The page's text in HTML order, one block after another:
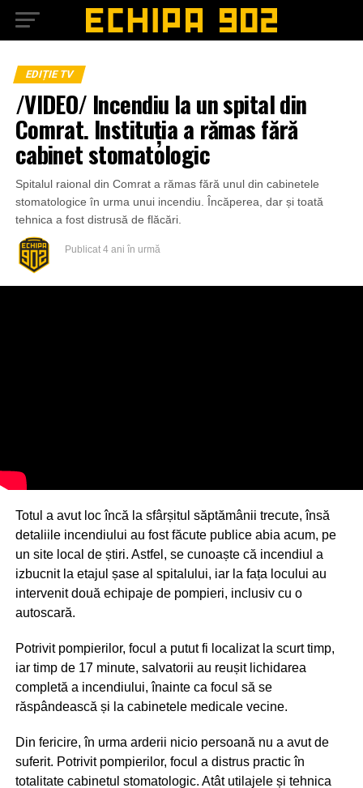
EDIȚIE TV
/VIDEO/ Incendiu la un spital din
Comrat. Instituția a rămas fără
cabinet stomatologic
Spitalul raional din Comrat a rămas fără unul din cabinetele
stomatologice în urma unui incendiu. Încăperea, dar și toată
tehnica a fost distrusă de flăcări.
Publicat 4 ani în urmă
Totul a avut loc încă la sfârșitul săptămânii trecute, însă
detaliile incendiului au fost făcute publice abia acum, pe
un site local de știri. Astfel, se cunoaște că incendiul a
izbucnit la etajul șase al spitalului, iar la fața locului au
intervenit două echipaje de pompieri, inclusiv cu o
autoscară.
Potrivit pompierilor, focul a putut fi localizat la scurt timp,
iar timp de 17 minute, salvatorii au reușit lichidarea
completă a incendiului, înainte ca focul să se
răspândească și la cabinetele medicale vecine.
Din fericire, în urma arderii nicio persoană nu a avut de
suferit. Potrivit pompierilor, focul a distrus practic în
totalitate cabinetul stomatologic. Atât utilajele și tehnica